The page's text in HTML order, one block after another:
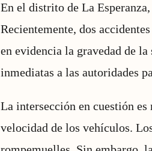
En el distrito de La
Recientemente, dos
en evidencia la gravedad de
inmediatas a las autoridades
La intersección en cuestión
velocidad de los vehículos.